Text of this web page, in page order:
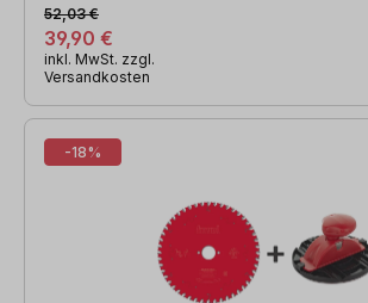
39,90 €
52,03 €
inkl. MwSt. zzgl.
Versandkosten
-18%